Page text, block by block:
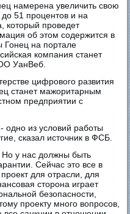
намерена увеличить свою
51 процентов и на
который проведет
об этом содержится в
Гонец на портале
компания станет
УанВеб.
цифрового развития
станет мажоритарным
предприятии с
одно из условий работы
сказал источник в ФСБ.
Но у нас должны быть
Сейчас это все в
для отрасли, для
сторона играет
безопасности,
проекту много вопросов,